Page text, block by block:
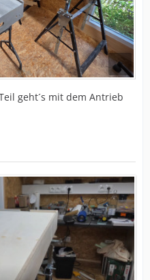
geht´s mit dem Antrieb